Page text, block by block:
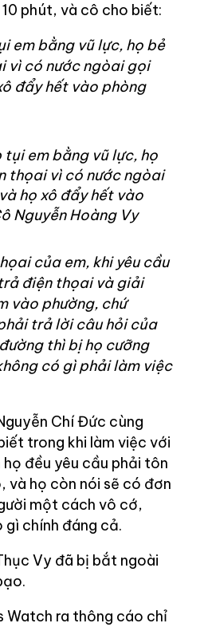
phút, và cô cho biết:
em bằng vũ lực, họ bẻ
vì có nước ngòai gọi
đẩy hết vào phòng
em bằng vũ lực, họ
thọai vì có nước ngòai
họ xô đẩy hết vào
Nguyễn Hoàng Vy
của em, khi yêu cầu
điện thọai và giải
vào phường, chứ
trả lời câu hỏi của
thì bị họ cưỡng
có gì phải làm việc
Chí Đức cùng
trong khi làm việc với
đều yêu cầu phải tôn
và họ còn nói sẽ có đơn
một cách vô cớ,
chính đáng cả.
Vy đã bị bắt ngoài
Watch ra thông cáo chỉ